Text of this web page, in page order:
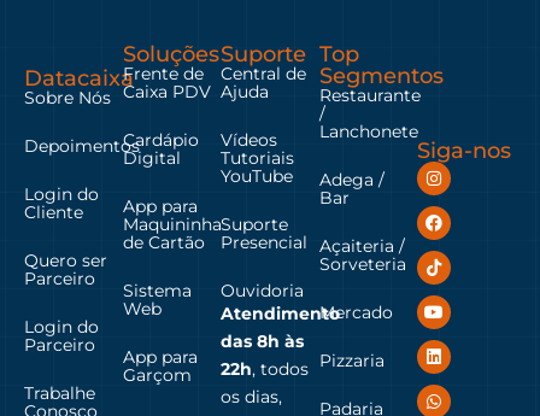
Datacaixa
Sobre Nós
Depoimentos
Login do
Cliente
Quero ser
Parceiro
Login do
Parceiro
Trabalhe
Conosco
Soluções
Frente de
Caixa PDV
Cardápio
Digital
App para
Maquininha
de Cartão
Sistema
Web
App para
Garçom
Suporte
Central de
Ajuda
Vídeos
Tutoriais
YouTube
Suporte
Presencial
Ouvidoria
Atendimento
das 8h às
22h, todos
os dias,
Top
Segmentos
Restaurante
/
Lanchonete
Adega /
Bar
Açaiteria /
Sorveteria
Mercado
Pizzaria
Padaria
Siga-nos